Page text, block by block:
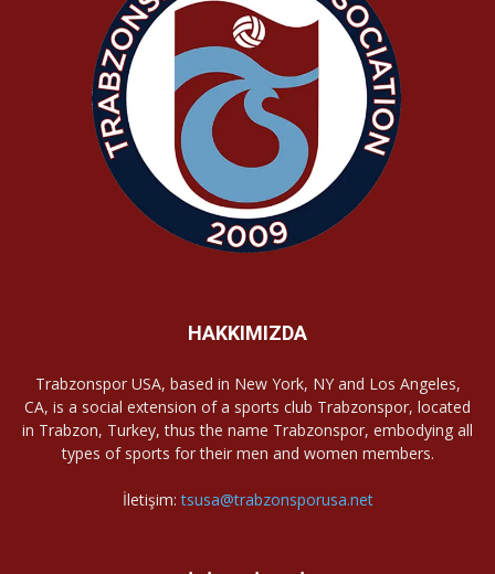
HAKKIMIZDA
Trabzonspor USA, based in New York, NY and Los Angeles,
CA, is a social extension of a sports club Trabzonspor, located
in Trabzon, Turkey, thus the name Trabzonspor, embodying all
types of sports for their men and women members.
İletişim:tsusa@trabzonsporusa.net